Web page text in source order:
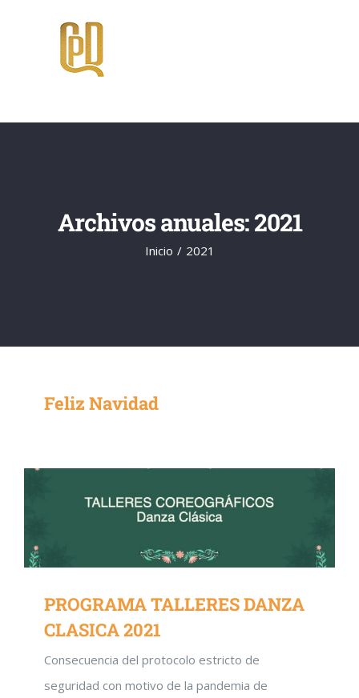
Archivos anuales:2021
Inicio 2021
Feliz Navidad
PROGRAMA TALLERES DANZA
CLASICA 2021
Consecuencia del protocolo estricto de
seguridad con motivo de la pandemia de